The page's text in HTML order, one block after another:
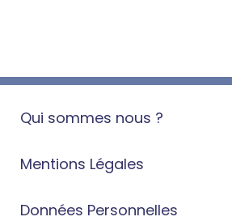
Qui sommes nous ?
Mentions Légales
Données Personnelles